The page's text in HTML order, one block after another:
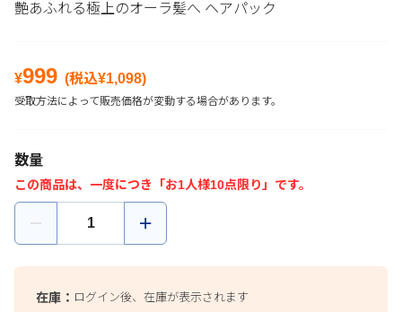
艶あふれる極上のオーラ髪へ ヘアパック
¥999 (税込¥1,098)
受取方法によって販売価格が変動する場合があります。
数量
この商品は、一度につき「お1人様10点限り」です。
在庫： ログイン後、在庫が表示されます